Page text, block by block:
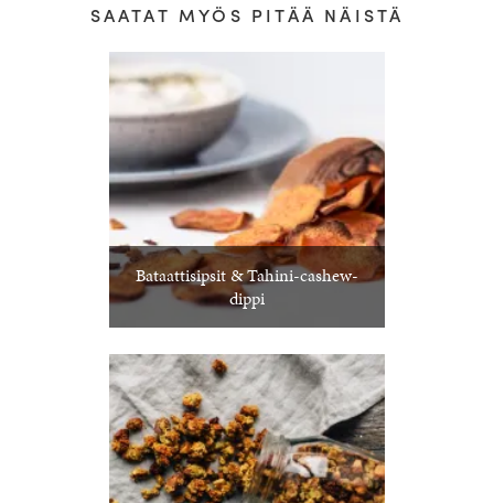
SAATAT MYÖS PITÄÄ NÄISTÄ
Bataattisipsit & Tahini-cashew-
dippi